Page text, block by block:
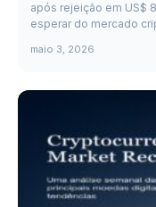
após rejeição em US$
esperar do mercado
maio 3, 2026